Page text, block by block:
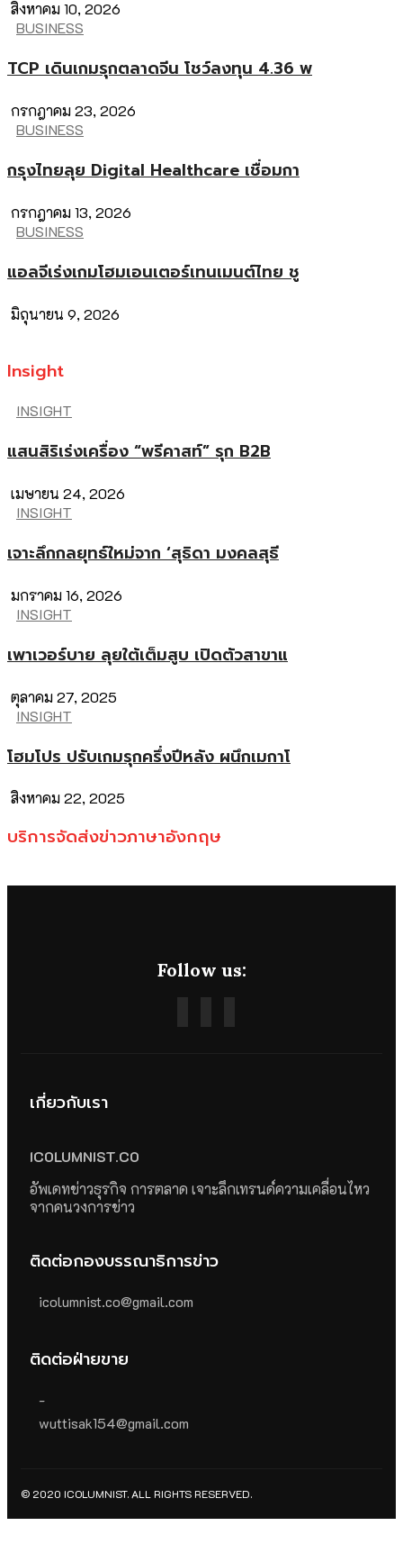
สิงหาคม 10, 2026
BUSINESS
TCP เดินเกมรุกตลาดจีน โชว์ลงทุน 4.36 พ
กรกฎาคม 23, 2026
BUSINESS
กรุงไทยลุย Digital Healthcare เชื่อมกา
กรกฎาคม 13, 2026
BUSINESS
แอลจีเร่งเกมโฮมเอนเตอร์เทนเมนต์ไทย ชู
มิถุนายน 9, 2026
Insight
INSIGHT
แสนสิริเร่งเครื่อง “พรีคาสท์” รุก B2B
เมษายน 24, 2026
INSIGHT
เจาะลึกกลยุทธ์ใหม่จาก ‘สุธิดา มงคลสุธี
มกราคม 16, 2026
INSIGHT
เพาเวอร์บาย ลุยใต้เต็มสูบ เปิดตัวสาขาแ
ตุลาคม 27, 2025
INSIGHT
โฮมโปร ปรับเกมรุกครึ่งปีหลัง ผนึกเมกาโ
สิงหาคม 22, 2025
บริการจัดส่งข่าวภาษาอังกฤษ
Follow us:
เกี่ยวกับเรา
ICOLUMNIST.CO
อัพเดทข่าวธุรกิจ การตลาด เจาะลึกเทรนด์ความเคลื่อนไหว
จากคนวงการข่าว
ติดต่อกองบรรณาธิการข่าว
icolumnist.co@gmail.com
ติดต่อฝ่ายขาย
-
wuttisak154@gmail.com
© 2020 ICOLUMNIST. ALL RIGHTS RESERVED.